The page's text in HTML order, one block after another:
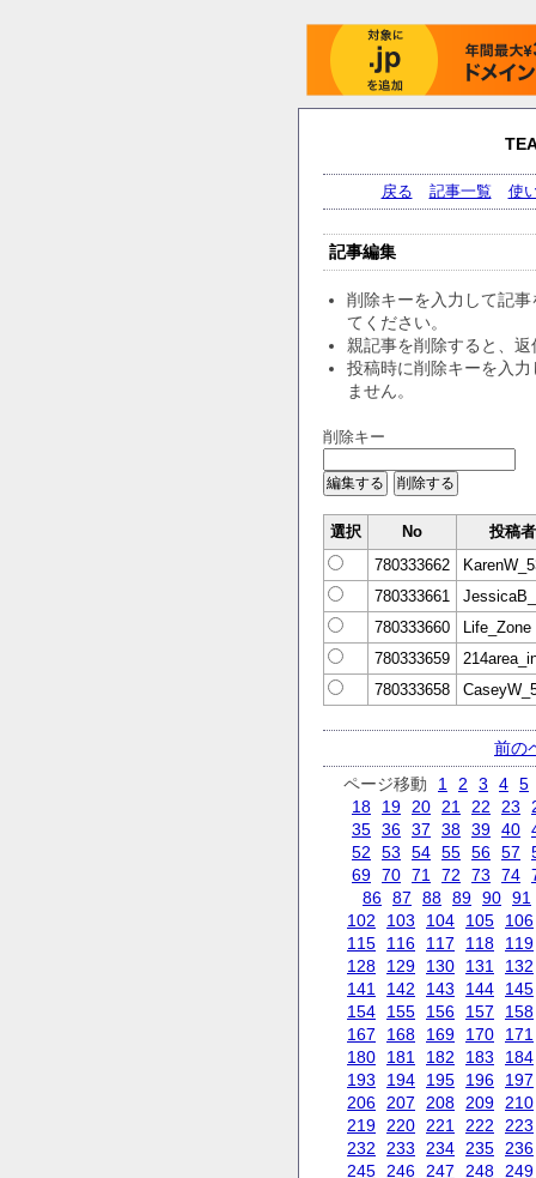
戻る 記事一覧 使
記事編集
削除キーを入力して記事
てください。
親記事を削除すると、
投稿時に削除キーを入
ません。
削除キー
選択 No
投稿者
780333662
780333661
780333660
Life_Zone
780333659
780333658
前の
ページ移動
1 2 3 4 5
18
19 20 21 22 23
35 36 37 38 39 40
52
53 54 55 56 57
69 70 71 72 73 74
86 87 88 89 90 91
102
103 104 105
106
115
116 117 118
119
128
129 130 131
132
141
142 143 144
145
154
155 156 157
158
167
168 169 170
171
180
181 182 183
184
193
194 195 196
197
206
207 208 209
210
219
220 221 222
223
232
233 234 235
236
245
246 247 248
249